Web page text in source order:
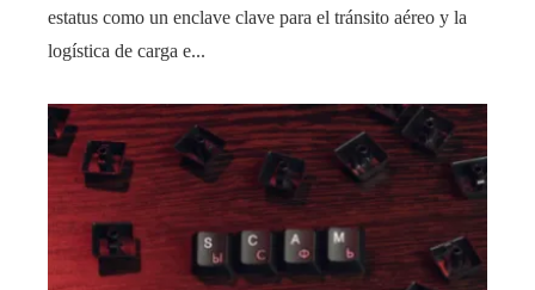
estatus como un enclave clave para el tránsito aéreo y la
logística de carga e...